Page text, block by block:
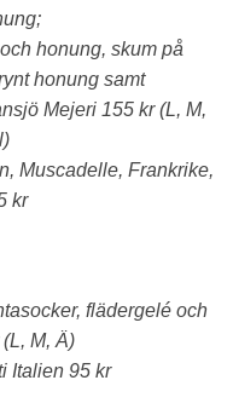
honung, skum på
honung samt
Mejeri 155 kr(L, M,
Muscadelle, Frankrike,
kr
flädergelé och
(L, M, Ä)
Italien 95 kr